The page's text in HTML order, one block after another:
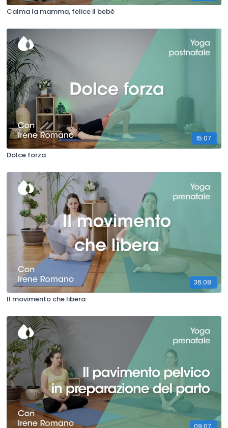
Calma la mamma, felice il bebè
15:07
Dolce forza
36:08
Il movimento che libera
09:07